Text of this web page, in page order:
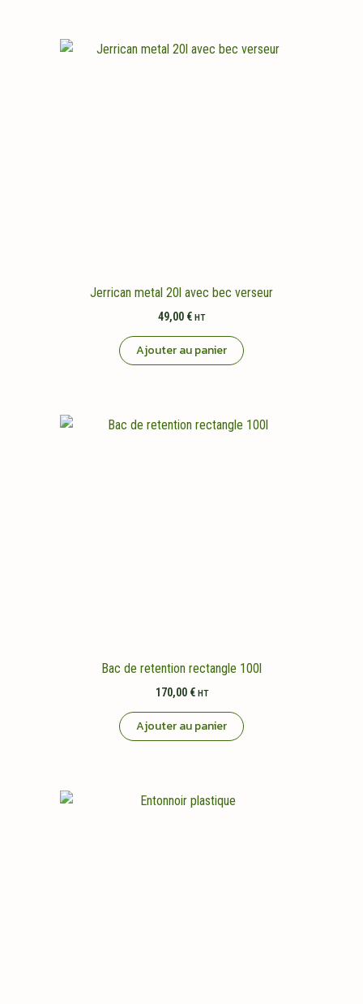
Jerrican metal 20l avec bec verseur
49,00 € HT
Ajouter au panier
Bac de retention rectangle 100l
170,00 € HT
Ajouter au panier